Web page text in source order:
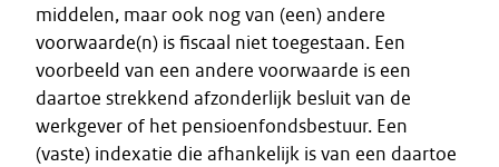
middelen, maar ook nog van (een) andere
voorwaarde(n) is fiscaal niet toegestaan. Een
voorbeeld van een andere voorwaarde is een
daartoe strekkend afzonderlijk besluit van de
werkgever of het pensioenfondsbestuur. Een
(vaste) indexatie die afhankelijk is van een daartoe